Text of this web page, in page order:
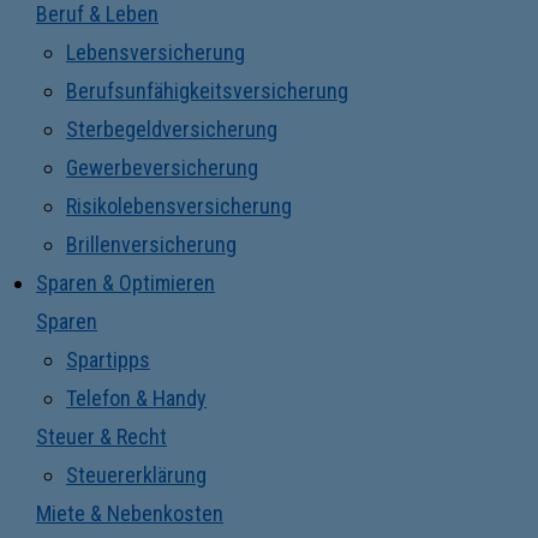
Beruf & Leben
Lebensversicherung
Berufsunfähigkeitsversicherung
Sterbegeldversicherung
Gewerbeversicherung
Risikolebensversicherung
Brillenversicherung
Sparen & Optimieren
Sparen
Spartipps
Telefon & Handy
Steuer & Recht
Steuererklärung
Miete & Nebenkosten